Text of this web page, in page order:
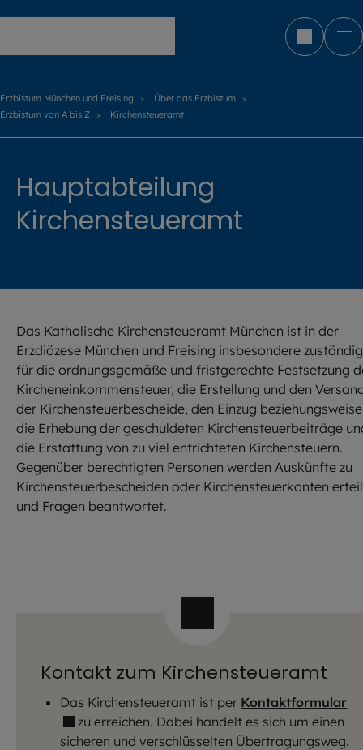
Erzbistum München und Freising
Über das Erzbistum
Erzbistum von A bis Z
Kirchensteueramt
Hauptabteilung
Kirchensteueramt
Das Katholische Kirchensteueramt München ist in der
Erzdiözese München und Freising insbesondere zuständig
für die ordnungsgemäße und fristgerechte Festsetzung
Kircheneinkommensteuer, die Erstellung und den
der Kirchensteuerbescheide, den Einzug beziehungsweise
die Erhebung der geschuldeten Kirchensteuerbeiträge
die Erstattung von zu viel entrichteten Kirchensteuern.
Gegenüber berechtigten Personen werden Auskünfte zu
Kirchensteuerbescheiden oder Kirchensteuerkonten
und Fragen beantwortet.
Kontakt zum Kirchensteueramt
Das Kirchensteueramt ist per Kontaktformular
zu erreichen. Dabei handelt es sich um einen
sicheren und verschlüsselten Übertragungsweg.